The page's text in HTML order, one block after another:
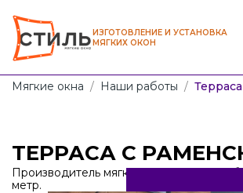
ИЗГОТОВЛЕНИЕ И УСТАНОВКА
МЯГКИХ ОКОН
Мягкие окна / Наши работы /
Производитель мягких окон от 1100
метр.
ТЕРРАСА С